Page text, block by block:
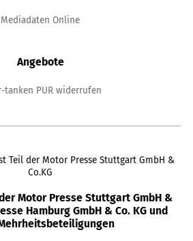
Mediadaten Online
Angebote
tanken PUR widerrufen
Teil der Motor Presse Stuttgart GmbH &
Co.KG
Motor Presse Stuttgart GmbH &
Hamburg GmbH & Co. KG und